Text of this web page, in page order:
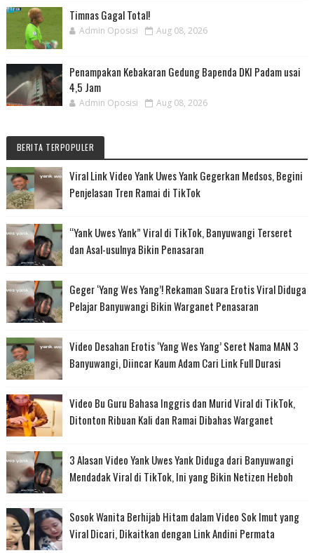
Timnas Gagal Total!
Admin Oposisi Aug 08, 2026
Penampakan Kebakaran Gedung Bapenda DKI Padam usai
4,5 Jam
Admin Oposisi Aug 08, 2026
BERITA TERPOPULER
Viral Link Video Yank Uwes Yank Gegerkan Medsos, Begini
Penjelasan Tren Ramai di TikTok
“Yank Uwes Yank” Viral di TikTok, Banyuwangi Terseret
dan Asal-usulnya Bikin Penasaran
Geger ‘Yang Wes Yang’! Rekaman Suara Erotis Viral Diduga
Pelajar Banyuwangi Bikin Warganet Penasaran
Video Desahan Erotis ‘Yang Wes Yang’ Seret Nama MAN 3
Banyuwangi, Diincar Kaum Adam Cari Link Full Durasi
Video Bu Guru Bahasa Inggris dan Murid Viral di TikTok,
Ditonton Ribuan Kali dan Ramai Dibahas Warganet
3 Alasan Video Yank Uwes Yank Diduga dari Banyuwangi
Mendadak Viral di TikTok, Ini yang Bikin Netizen Heboh
Sosok Wanita Berhijab Hitam dalam Video Sok Imut yang
Viral Dicari, Dikaitkan dengan Link Andini Permata